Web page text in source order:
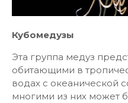
Кубомедузы
Эта группа медуз
обитающими в
водах с океанической
многими из них может